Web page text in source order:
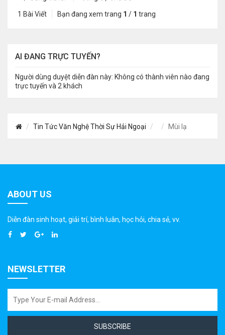
1 Bài Viết Bạn đang xem trang 1 / 1 trang
AI ĐANG TRỰC TUYẾN?
Người dùng duyệt diễn đàn này: Không có thành viên nào đang
trực tuyến và 2 khách
Tin Tức Văn Nghệ Thời Sự Hải Ngoại Mùi lạ
ABOUT US
Diễn đàn sinh hoạt, giải trí, bình luân, học hỏi, chia sẻ, vv.
NEWSLETTER
SUBSCRIBE